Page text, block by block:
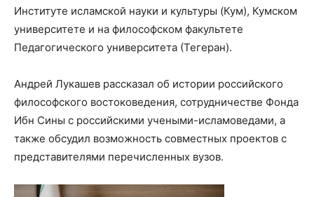
Институте исламской науки и культуры (Кум), Кумском
университете и на философском факультете
Педагогического университета (Тегеран).
Андрей Лукашев рассказал об истории российского
философского востоковедения, сотрудничестве Фонда
Ибн Сины с российскими учеными-исламоведами, а
также обсудил возможность совместных проектов с
представителями перечисленных вузов.